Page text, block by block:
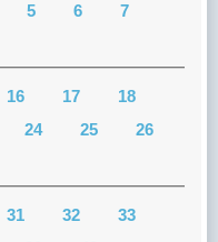
5 6
7
16 17
18
24 25
26
31 32
33